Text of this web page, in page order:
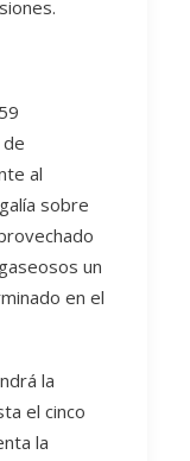
al
sobre
un
en el
la
el cinco
la